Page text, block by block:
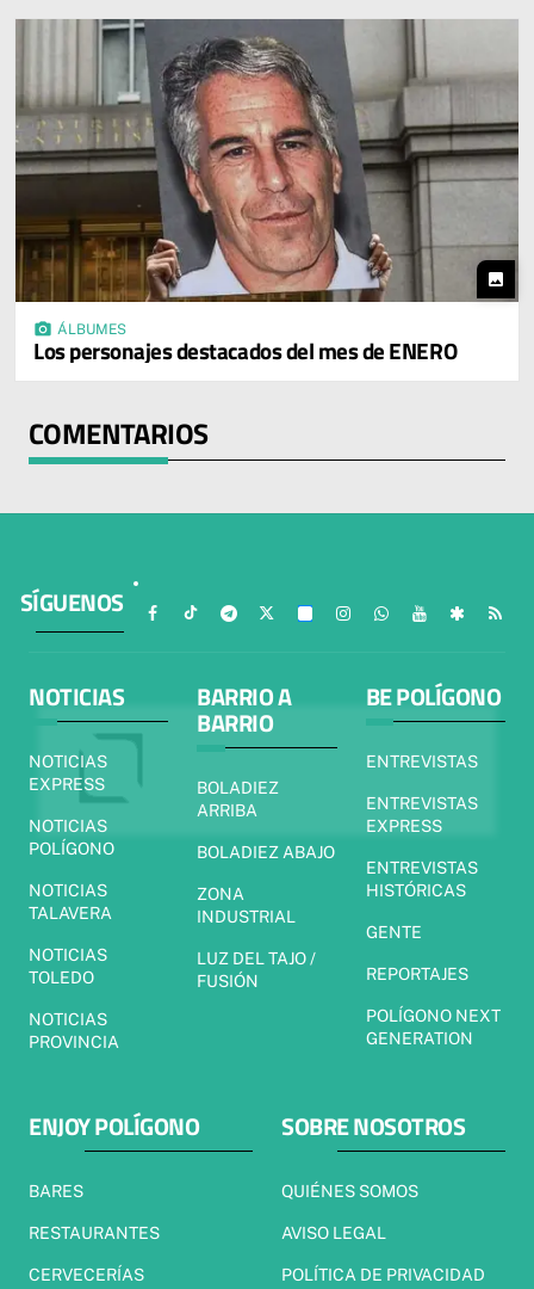
photo
photo_camera ÁLBUMES
Los personajes destacados del mes de ENERO
COMENTARIOS
SÍGUENOS
NOTICIAS
NOTICIAS
EXPRESS
NOTICIAS
POLÍGONO
NOTICIAS
TALAVERA
NOTICIAS
TOLEDO
NOTICIAS
PROVINCIA
BARRIO A
BARRIO
BOLADIEZ
ARRIBA
BOLADIEZ ABAJO
ZONA
INDUSTRIAL
LUZ DEL TAJO /
FUSIÓN
BE POLÍGONO
ENTREVISTAS
ENTREVISTAS
EXPRESS
ENTREVISTAS
HISTÓRICAS
GENTE
REPORTAJES
POLÍGONO NEXT
GENERATION
ENJOY POLÍGONO
BARES
RESTAURANTES
CERVECERÍAS
SOBRE NOSOTROS
QUIÉNES SOMOS
AVISO LEGAL
POLÍTICA DE PRIVACIDAD